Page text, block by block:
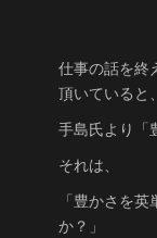
仕事の話を終
頂いていると、
手島氏より「
それは、
「豊かさを
か？」